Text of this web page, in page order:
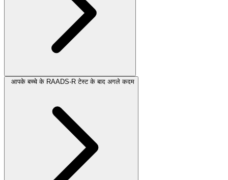
आपके बच्चे के RAADS-R टेस्ट के बाद अगले कदम